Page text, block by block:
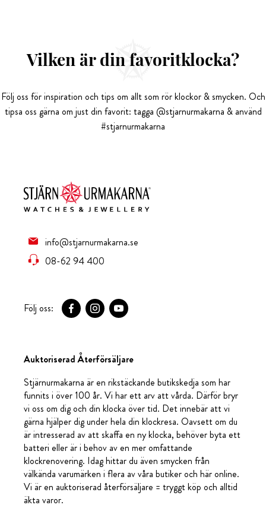
Vilken är din favoritklocka?
Följ oss för inspiration och tips om allt som rör klockor & smycken. Och
tipsa oss gärna om just din favorit: tagga @stjarnurmakarna & använd
#stjarnurmakarna
info@stjarnurmakarna.se
08-62 94 400
Följ oss:
Auktoriserad Återförsäljare
Stjärnurmakarna är en rikstäckande butikskedja som har
funnits i över 100 år. Vi har ett arv att vårda. Därför bryr
vi oss om dig och din klocka över tid. Det innebär att vi
gärna hjälper dig under hela din klockresa. Oavsett om du
är intresserad av att skaffa en ny klocka, behöver byta ett
batteri eller är i behov av en mer omfattande
klockrenovering. Idag hittar du även smycken från
välkända varumärken i flera av våra butiker och här online.
Vi är en auktoriserad återförsäljare = tryggt köp och alltid
äkta varor.